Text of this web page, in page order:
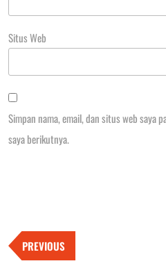
Situs Web
Simpan nama, email, dan situs web saya
saya berikutnya.
Navigasi
posPrevious
Post
PREVIOUS